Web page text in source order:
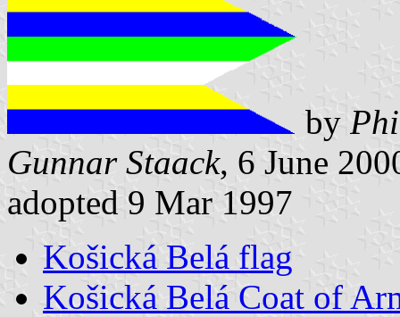
by
Gunnar Staack, 6 June
adopted 9 Mar 1997
Košická Belá flag
Košická Belá Coat of